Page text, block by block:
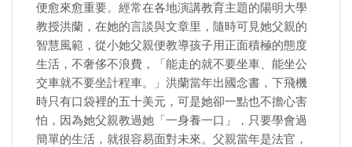
便愈來愈重要。經常在各地演講教育主題的陽明大學
教授洪蘭，在她的言談與文章里，隨時可見她父親的
智慧風範，從小她父親便教導孩子用正面積極的態度
生活，不奢侈不浪費，「能走的就不要坐車、能坐公
交車就不要坐計程車。」洪蘭當年出國念書，下飛機
時只有口袋裡的五十美元，可是她卻一點也不擔心害
怕，因為她父親教過她「一身養一口」，只要學會過
簡單的生活，就很容易面對未來。父親當年是法官，